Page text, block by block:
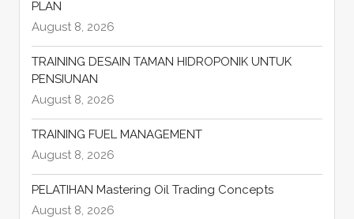
PLAN
August 8, 2026
TRAINING DESAIN TAMAN HIDROPONIK UNTUK
PENSIUNAN
August 8, 2026
TRAINING FUEL MANAGEMENT
August 8, 2026
PELATIHAN Mastering Oil Trading Concepts
August 8, 2026